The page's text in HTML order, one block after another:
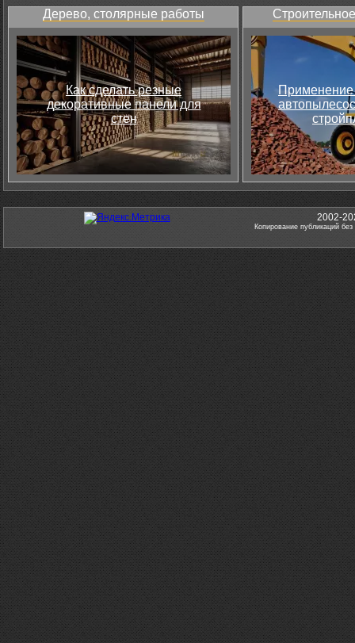
Дерево, столярные работы
Как сделать резные
декоративные панели для
стен
Применение
2002-
Копирование публикаций